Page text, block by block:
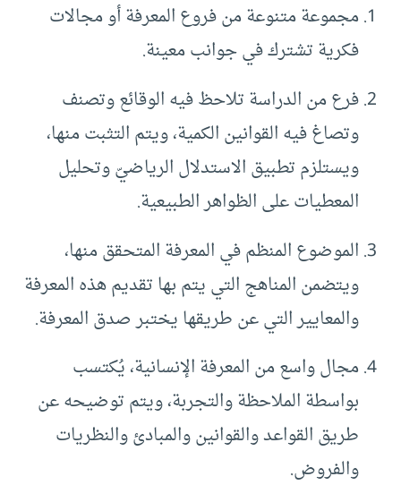
مجموعة متنوعة من فروع المعرفة أو مجالات
فكرية تشترك في جوانب معينة.
فرع من الدراسة تلاحظ فيه الوقائع وتصنف
وتصاغ فيه القوانين الكمية، ويتم التثبت منها،
ويستلزم تطبيق الاستدلال الرياضيّ وتحليل
المعطيات على الظواهر الطبيعية.
الموضوع المنظم في المعرفة المتحقق منها،
ويتضمن المناهج التي يتم بها تقديم هذه المعرفة
والمعايير التي عن طريقها يختبر صدق المعرفة.
مجال واسع من المعرفة الإنسانية، يُكتسب
بواسطة الملاحظة والتجربة، ويتم توضيحه عن
طريق القواعد والقوانين والمبادئ والنظريات
والفروض.